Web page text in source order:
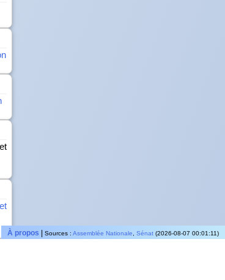
À propos Sources : Assemblée Nationale Sénat (2026-08-07 00:01:11)